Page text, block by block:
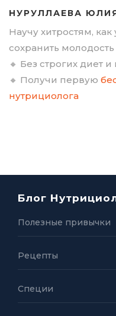
НУРУЛЛАЕВА
Научу хитростям,
сохранить
🔸 Без строгих диет
🔸 Получи первую
нутрициолога
Блог
Полезные привычки
Рецепты
Специи